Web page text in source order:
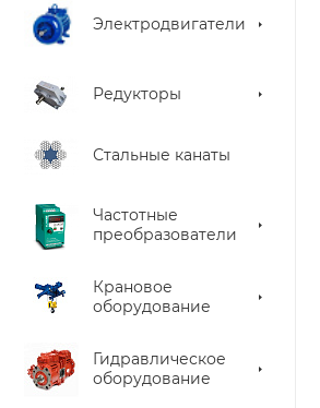
Электродвигатели
Редукторы
Стальные канаты
Частотные
преобразователи
Крановое
оборудование
Гидравлическое
оборудование